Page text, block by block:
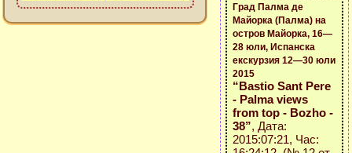
Град Палма де
Майорка (Палма) на
остров Майорка, 16—
28 юли, Испанска
екскурзия 12—30 юли
2015
“Bastio Sant Pere
- Palma views
from top - Bozho -
38”, Дата:
2015:07:21, Час: